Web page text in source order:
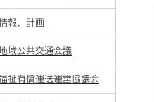
報、計画
域公共交通会議
祉有償運送運営協議会